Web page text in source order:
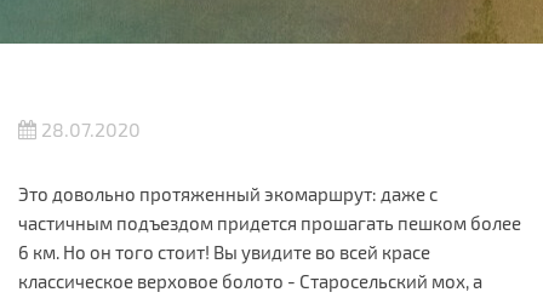
28.07.2020
Это довольно протяженный экомаршрут: даже с
частичным подъездом придется прошагать пешком более
6 км. Но он того стоит! Вы увидите во всей красе
классическое верховое болото - Старосельский мох, а